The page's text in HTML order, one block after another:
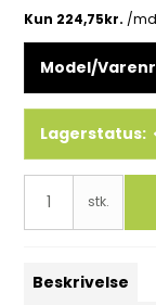
Model/
Lagerstatus:
stk.
Beskrivelse